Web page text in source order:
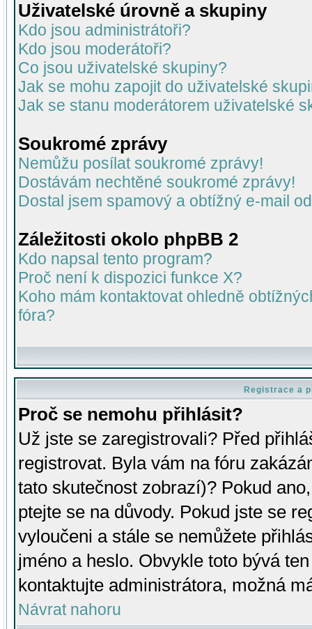
Uživatelské úrovně a skupiny
Kdo jsou administrátoři?
Kdo jsou moderátoři?
Co jsou uživatelské skupiny?
Jak se mohu zapojit do uživatelské
Jak se stanu moderátorem uživatelské
Soukromé zprávy
Nemůžu posílat soukromé zprávy!
Dostávám nechtěné soukromé zprávy!
Dostal jsem spamový a obtížný e-mail
Záležitosti okolo phpBB 2
Kdo napsal tento program?
Proč není k dispozici funkce X?
Koho mám kontaktovat ohledně
fóra?
Registrace a
Proč se nemohu přihlásit?
Už jste se zaregistrovali? Před
registrovat. Byla vám na fóru
tato skutečnost zobrazí)? Pokud
ptejte se na důvody. Pokud jste se
vyloučeni a stále se nemůžete
jméno a heslo. Obvykle toto bývá
kontaktujte administrátora, možná
Návrat nahoru